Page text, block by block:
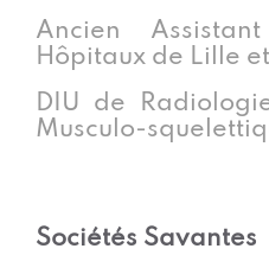
Ancien
Hôpitaux de Lille
DIU de
Musculo-
Sociétés Savantes